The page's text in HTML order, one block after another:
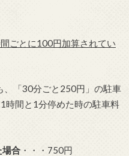
ごとに100円加算されてい
、「30分ごと250円」の駐車
時間と1分停めた時の駐車料
場合・・・750円